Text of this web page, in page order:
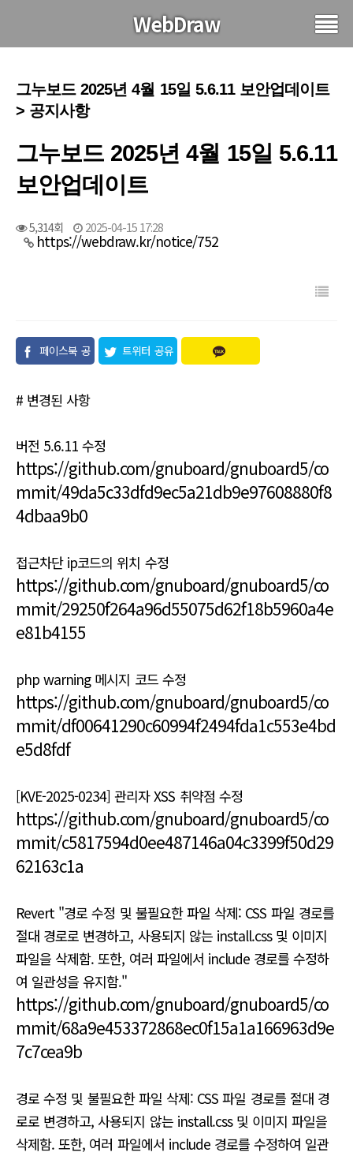
WebDraw
그누보드 2025년 4월 15일 5.6.11 보안업데이트
> 공지사항
그누보드 2025년 4월 15일 5.6.11
보안업데이트
5,314회 2025-04-15 17:28
https://webdraw.kr/notice/752
페이스북 공
트위터 공유
# 변경된 사항
버전 5.6.11 수정
https://github.com/gnuboard/gnuboard5/co
mmit/49da5c33dfd9ec5a21db9e97608880f8
4dbaa9b0
접근차단 ip코드의 위치 수정
https://github.com/gnuboard/gnuboard5/co
mmit/29250f264a96d55075d62f18b5960a4e
e81b4155
php warning 메시지 코드 수정
https://github.com/gnuboard/gnuboard5/co
mmit/df00641290c60994f2494fda1c553e4bd
e5d8fdf
[KVE-2025-0234] 관리자 XSS 취약점 수정
https://github.com/gnuboard/gnuboard5/co
mmit/c5817594d0ee487146a04c3399f50d29
62163c1a
Revert "경로 수정 및 불필요한 파일 삭제: CSS 파일 경로를
절대 경로로 변경하고, 사용되지 않는 install.css 및 이미지
파일을 삭제함. 또한, 여러 파일에서 include 경로를 수정하
여 일관성을 유지함."
https://github.com/gnuboard/gnuboard5/co
mmit/68a9e453372868ec0f15a1a166963d9e
7c7cea9b
경로 수정 및 불필요한 파일 삭제: CSS 파일 경로를 절대 경
로로 변경하고, 사용되지 않는 install.css 및 이미지 파일을
삭제함. 또한, 여러 파일에서 include 경로를 수정하여 일관